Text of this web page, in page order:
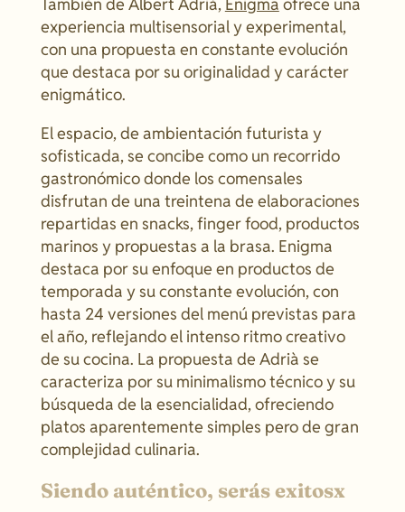
experiencia multisensorial y experimental,
con una propuesta en constante evolución
que destaca por su originalidad y carácter
enigmático.
El espacio, de ambientación futurista y
sofisticada, se concibe como un recorrido
gastronómico donde los comensales
disfrutan de una treintena de elaboraciones
repartidas en snacks, finger food, productos
marinos y propuestas a la brasa. Enigma
destaca por su enfoque en productos de
temporada y su constante evolución, con
hasta 24 versiones del menú previstas para
el año, reflejando el intenso ritmo creativo
de su cocina. La propuesta de Adrià se
caracteriza por su minimalismo técnico y su
búsqueda de la esencialidad, ofreciendo
platos aparentemente simples pero de gran
complejidad culinaria.
Siendo auténtico, serás exitosx